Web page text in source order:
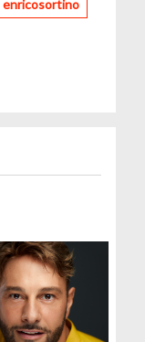
enricosortino